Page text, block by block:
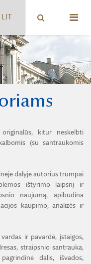
kitur neskelbti
(su santraukomis
dalyje autorius trumpai
ištyrimo laipsnį ir
naujumą, apibūdina
kaupimo, analizės ir
ir pavardė, įstaigos,
straipsnio santrauka,
dalis, išvados,